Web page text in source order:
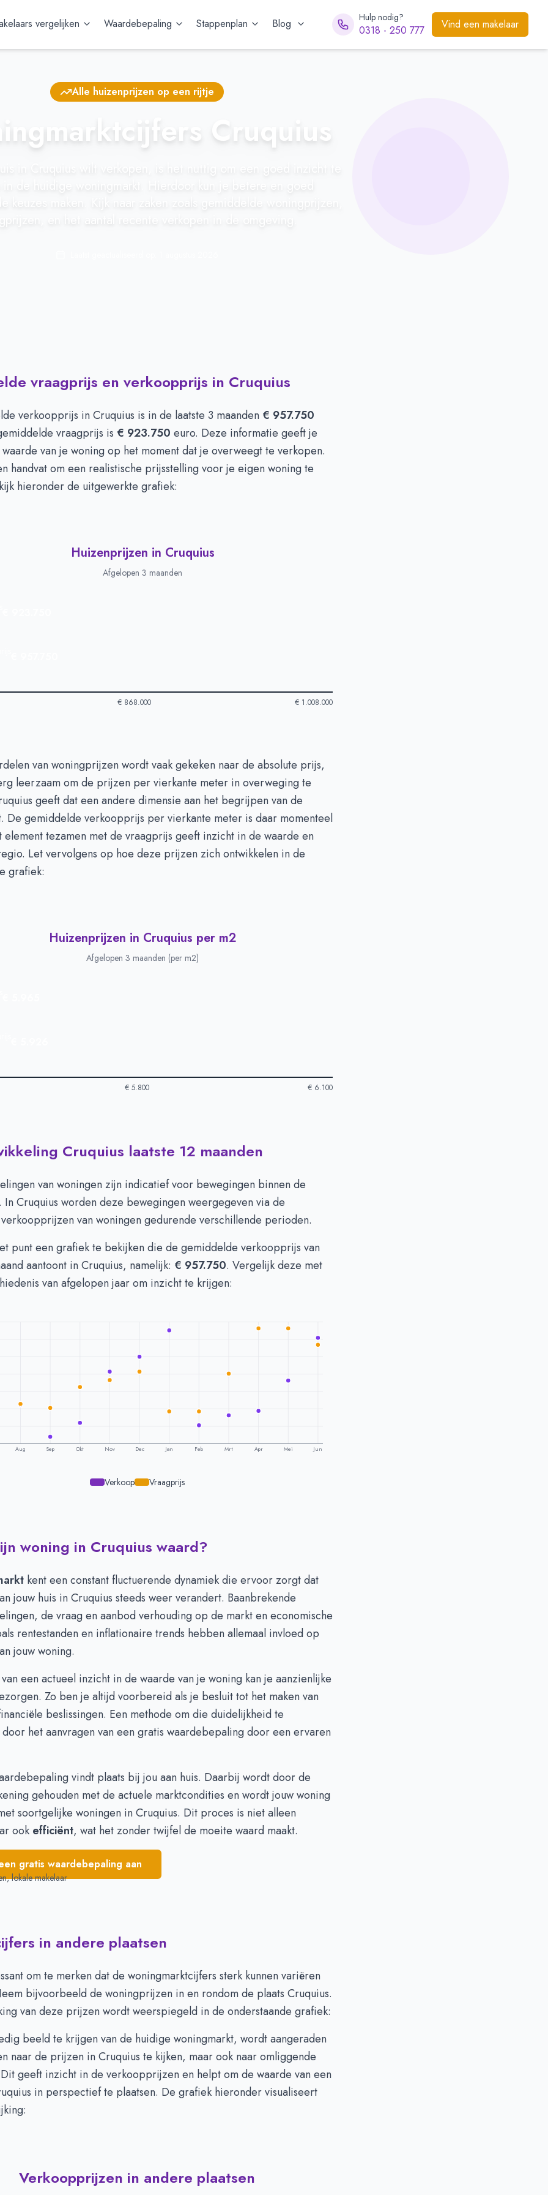
vergelijken Waardebepaling Stappenplan Blog Hulp nodig?
0318 - 250 777 Vind een makelaar
Alle huizenprijzen op een rijtje
Cruquius
vraagprijs en verkoopprijs in Cruquius
verkoopprijs inCruquius is in de laatste 3 maanden € 957.750
vraagprijs is € 923.750 euro. Deze informatie geeft je
van je woning op het moment dat je overweegt te verkopen.
handvat om een realistische prijsstelling voor je eigen woning te
hieronder de uitgewerkte grafiek:
Huizenprijzen in Cruquius
Afgelopen 3 maanden
€ 868.000 € 1.008.000
Cruquius-Afgelopen 3 maanden
Bedrag
€ 923.750
euro's
€ 957.750
van woningprijzen wordt vaak gekeken naar de absolute prijs,
leerzaam om de prijzen per vierkante meter in overweging te
geeft dat een andere dimensie aan het begrijpen van de
De gemiddelde verkoopprijs per vierkante meter is daar momenteel
element tezamen met de vraagprijs geeft inzicht in de waarde en
Let vervolgens op hoe deze prijzen zich ontwikkelen in de
grafiek:
Huizenprijzen in Cruquius per m2
Afgelopen 3 maanden (per m2)
€ 5.800 € 6.100
Cruquius per m2-Afgelopen 3 maanden (per m2)
Type
€ 5.965
€ 5.926
Cruquius laatste 12 maanden
van woningen zijn indicatief voor bewegingen binnen de
In Cruquius worden deze bewegingen weergegeven via de
van woningen gedurende verschillende perioden.
punt een grafiek te bekijken die de gemiddelde verkoopprijs van
aantoont in Cruquius, namelijk: € 957.750. Vergelijk deze met
van afgelopen jaar om inzicht te krijgen:
Aug Sep Okt Nov Dec Jan Feb Mrt Apr Mei Jun
Verkoop Vraagprijs
per maand -Cruquius
Verkoopprijs
€ 705.038
€ 647.791
€ 502.750
€ 565.583
€ 801.624
€ 871.074
€ 990.957
€ 555.481
€ 599.632
€ 621.443
€ 760.539
woning in Cruquius waard?
kent een constant fluctuerende dynamiek die ervoor zorgt dat
jouw huis in Cruquius steeds weer verandert. Baanbrekende
de vraag en aanbod verhouding op de markt en economische
rentestanden en inflationaire trends hebben allemaal invloed op
jouw woning.
een actueel inzicht in de waarde van je woning kan je aanzienlijke
Zo ben je altijd voorbereid als je besluit tot het maken van
beslissingen. Een methode om die duidelijkheid te
het aanvragen van eengratis waardebepalingdoor een ervaren
vindt plaats bij jou aan huis. Daarbij wordt door de
gehouden met de actuele marktcondities en wordt jouw woning
soortgelijke woningen in Cruquius. Dit proces is niet alleen
ook efficiënt, wat het zonder twijfel de moeite waard maakt.
gratis waardebepaling aan
lokale makelaar
in andere plaatsen
om te merken dat de woningmarktcijfers sterk kunnen variëren
bijvoorbeeld de woningprijzen in en rondom de plaats Cruquius.
van deze prijzen wordt weerspiegeld in de onderstaande grafiek:
beeld te krijgen van de huidige woningmarkt, wordt aangeraden
naar de prijzen in Cruquius te kijken, maar ook naar omliggende
geeft inzicht in de verkoopprijzen en helpt om de waarde van een
in perspectief te plaatsen. De grafiek hieronder visualiseert
Verkoopprijzen in andere plaatsen